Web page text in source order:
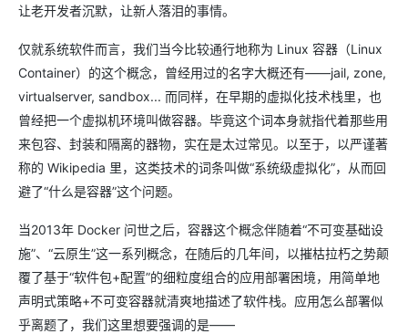
让老开发者沉默，让新人落泪的事情。
仅就系统软件而言，我们当今比较通行地称为 Linux 容器（Linux
Container）的这个概念，曾经用过的名字大概还有——jail, zone,
virtualserver, sandbox... 而同样，在早期的虚拟化技术栈里，也
曾经把一个虚拟机环境叫做容器。毕竟这个词本身就指代着那些用
来包容、封装和隔离的器物，实在是太过常见。以至于，以严谨著
称的 Wikipedia 里，这类技术的词条叫做“系统级虚拟化”，从而回
避了“什么是容器”这个问题。
当2013年 Docker 问世之后，容器这个概念伴随着“不可变基础设
施”、“云原生”这一系列概念，在随后的几年间，以摧枯拉朽之势颠
覆了基于“软件包+配置”的细粒度组合的应用部署困境，用简单地
声明式策略+不可变容器就清爽地描述了软件栈。应用怎么部署似
乎离题了，我们这里想要强调的是——